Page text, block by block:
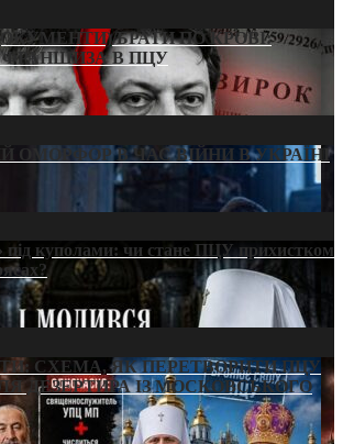
БРАТИ ПО КРОВІ:
ФРАНШИЗА В ПЦУ
ОМОРФОР В ЧАС ВІЙНИ В УКРАЇНІ
під куполами: чи стане ПЦУ прихистком
СХЕМА, ЯК ПЕРЕТВОРИТИ ПЦУ
ДЕЗЕРТИРА ІЗ МОСКОВСЬКОГО